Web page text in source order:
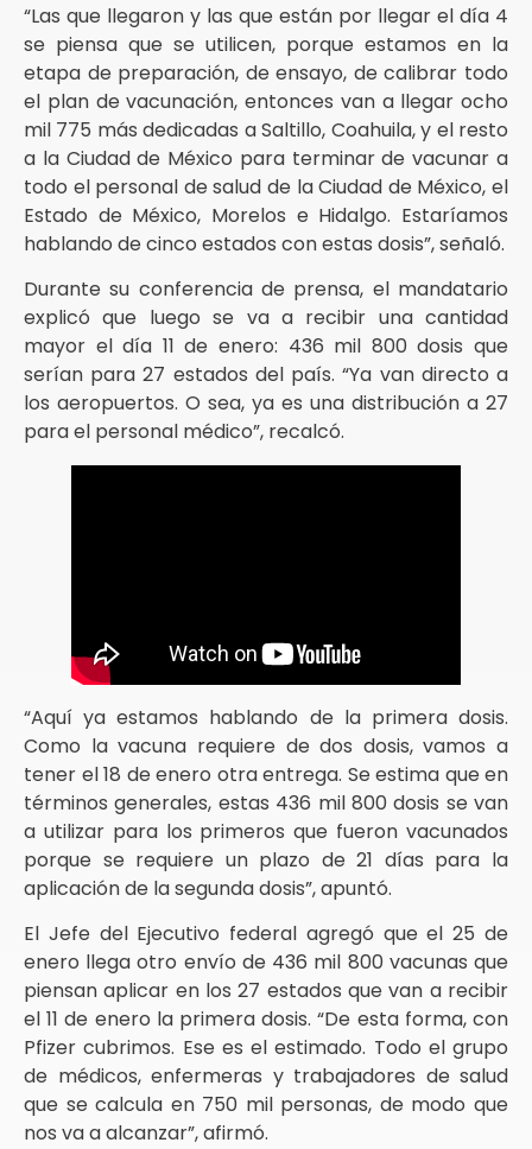
“Las que llegaron y las que están por llegar el día 4
se piensa que se utilicen, porque estamos en la
etapa de preparación, de ensayo, de calibrar todo
el plan de vacunación, entonces van a llegar ocho
mil 775 más dedicadas a Saltillo, Coahuila, y el resto
a la Ciudad de México para terminar de vacunar a
todo el personal de salud de la Ciudad de México, el
Estado de México, Morelos e Hidalgo. Estaríamos
hablando de cinco estados con estas dosis”, señaló.
Durante su conferencia de prensa, el mandatario
explicó que luego se va a recibir una cantidad
mayor el día 11 de enero: 436 mil 800 dosis que
serían para 27 estados del país. “Ya van directo a
los aeropuertos. O sea, ya es una distribución a 27
para el personal médico”, recalcó.
“Aquí ya estamos hablando de la primera dosis.
Como la vacuna requiere de dos dosis, vamos a
tener el 18 de enero otra entrega. Se estima que en
términos generales, estas 436 mil 800 dosis se van
a utilizar para los primeros que fueron vacunados
porque se requiere un plazo de 21 días para la
aplicación de la segunda dosis”, apuntó.
El Jefe del Ejecutivo federal agregó que el 25 de
enero llega otro envío de 436 mil 800 vacunas que
piensan aplicar en los 27 estados que van a recibir
el 11 de enero la primera dosis. “De esta forma, con
Pfizer cubrimos. Ese es el estimado. Todo el grupo
de médicos, enfermeras y trabajadores de salud
que se calcula en 750 mil personas, de modo que
nos va a alcanzar”, afirmó.